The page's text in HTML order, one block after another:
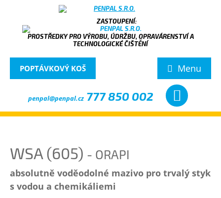
PROSTŘEDKY PRO VÝROBU, ÚDRŽBU, OPRAVÁRENSTVÍ A
TECHNOLOGICKÉ ČIŠTĚNÍ
Menu
POPTÁVKOVÝ KOŠ
penpal@penpal.cz 777 850 002
WSA (605) - ORAPI
absolutně voděodolné mazivo pro trvalý styk
s vodou a chemikáliemi